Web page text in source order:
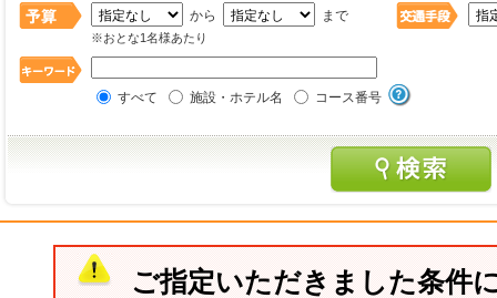
から まで
※おとな1名様あたり
すべて 施設・ホテル名 コース番号
ご指定いただきました条件